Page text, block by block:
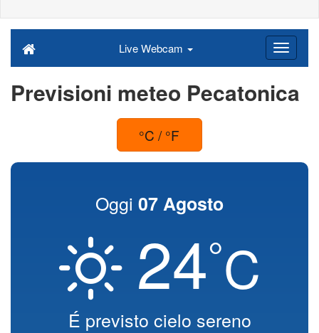
Live Webcam
Previsioni meteo Pecatonica
°C / °F
Oggi 07 Agosto
24°C
É previsto cielo sereno